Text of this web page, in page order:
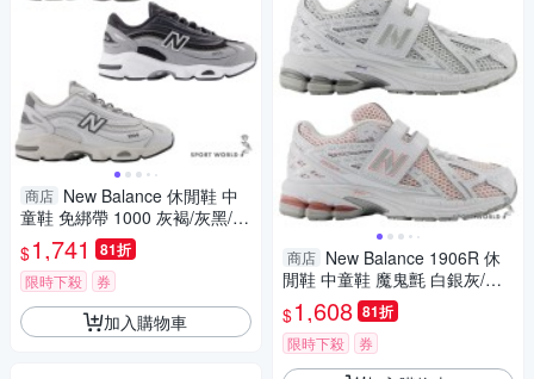
商店 New Balance 休閒鞋 中
童鞋 免綁帶 1000 灰褐/灰黑/白
灰【運動世界】PV1000NK-W/
PV1000AK-W/PV1000DK-W
$1,741 81折
限時下殺 券
加入購物車
商店 New Balance 1906R 休
閒鞋 中童鞋 魔鬼氈 白銀灰/白
橘紅【運動世界】PV1906CA-
W/PV1906CL-W
$1,608 81折
限時下殺 券